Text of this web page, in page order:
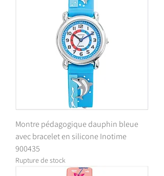
Montre pédagogique dauphin bleue
avec bracelet en silicone Inotime
900435
Rupture de stock